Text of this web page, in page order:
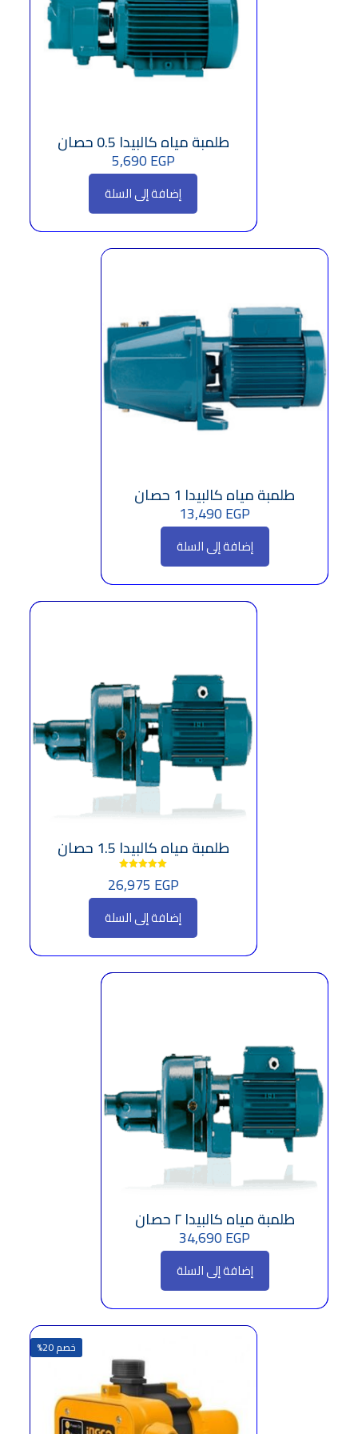
طلمبة مياه كالبيدا 0.5 حصان
5,690EGP
إضافة إلى السلة
طلمبة مياه كالبيدا 1 حصان
13,490EGP
إضافة إلى السلة
طلمبة مياه كالبيدا 1.5 حصان
5.00
26,975 EGP
إضافة إلى السلة
طلمبة مياه كالبيدا ٢ حصان
34,690EGP
إضافة إلى السلة
خصم 20%